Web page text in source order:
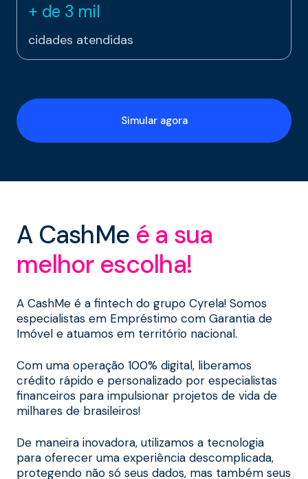
+ de 3 mil
cidades atendidas
Simular agora
A CashMe é a sua
melhor escolha!
A CashMe é a fintech do grupo Cyrela! Somos
especialistas em Empréstimo com Garantia de
Imóvel e atuamos em território nacional.
Com uma operação 100% digital, liberamos
crédito rápido e personalizado por especialistas
financeiros para impulsionar projetos de vida de
milhares de brasileiros!
De maneira inovadora, utilizamos a tecnologia
para oferecer uma experiência descomplicada,
protegendo não só seus dados, mas também seus